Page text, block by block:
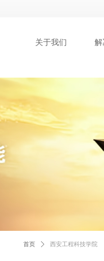
关于我们 解
首页 ꄲ 西安工程科技学院